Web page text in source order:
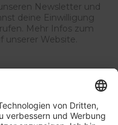
Newsletter und
deine Einwilligung
Mehr Infos zum
unserer Website.